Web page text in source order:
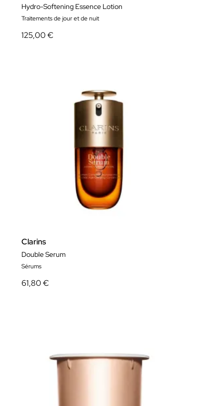
Hydro-Softening Essence Lotion
Traitements de jour et de nuit
125,00 €
Clarins
Double Serum
Sérums
61,80 €